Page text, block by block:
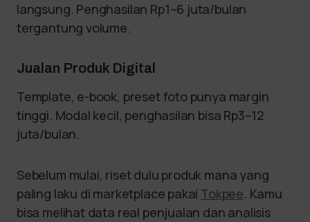
langsung. Penghasilan Rp1–6 juta/bulan
tergantung volume.
Jualan Produk Digital
Template, e-book, preset foto punya margin
tinggi. Modal kecil, penghasilan bisa Rp3–12
juta/bulan.
Sebelum mulai, riset dulu produk mana yang
paling laku di marketplace pakai Tokpee. Kamu
bisa melihat data real penjualan dan analisis